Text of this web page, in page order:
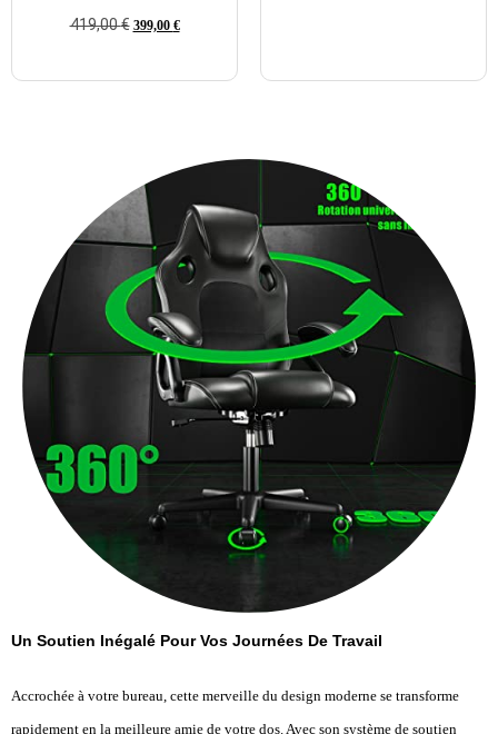
419,00€ 399,00 €
Un Soutien Inégalé Pour Vos Journées De Travail
Accrochée à votre bureau, cette merveille du design moderne se transforme
rapidement en la meilleure amie de votre dos. Avec son système de soutien